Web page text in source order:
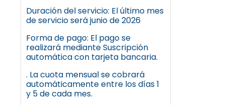
Duración del servicio: El último mes
de servicio será junio de 2026
Forma de pago: El pago se
realizará mediante Suscripción
automática con tarjeta bancaria.
. La cuota mensual se cobrará
automáticamente entre los días 1
y 5 de cada mes.